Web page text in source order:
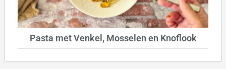
Pasta met Venkel, Mosselen en Knoflook